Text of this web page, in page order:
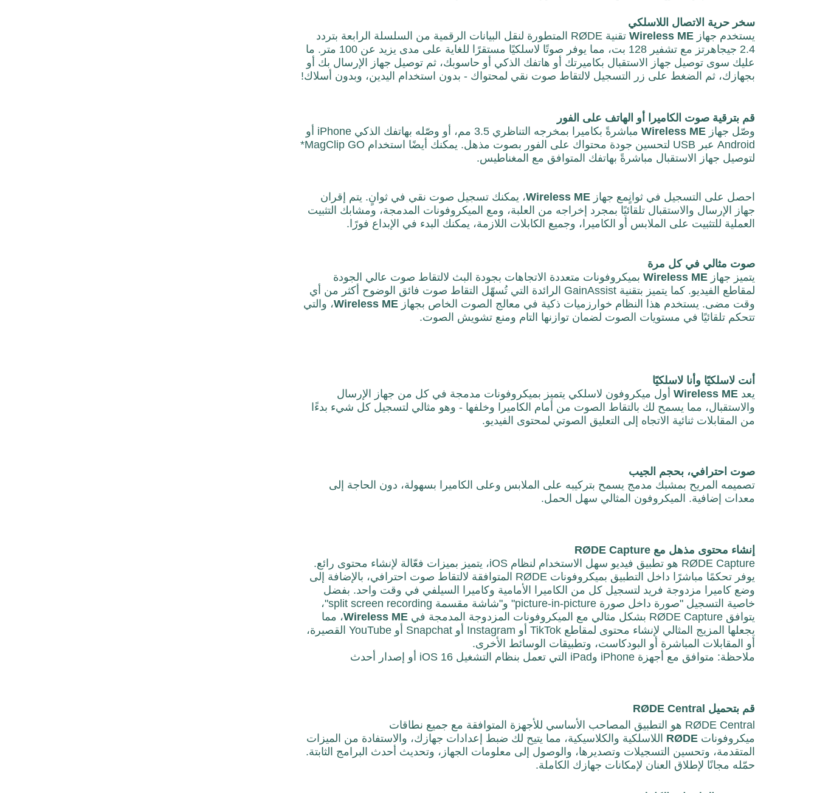
سخر حرية الاتصال اللاسلكي
يستخدم جهاز
تقنية RØDE المتطورة لنقل البيانات الرقمية من السلسلة الرابعة بتردد
2.4 جيجاهرتز مع تشفير 128 بت، مما يوفر صوتًا لاسلكيًا مستقرًا للغاية على مدى يزيد عن 100 متر. ما
عليك سوى توصيل جهاز الاستقبال بكاميرتك أو هاتفك الذكي أو حاسوبك، ثم توصيل جهاز الإرسال بك أو
بجهازك، ثم الضغط على زر التسجيل لالتقاط صوت نقي لمحتواك - بدون استخدام اليدين، وبدون أسلاك!
قم بترقية صوت الكاميرا أو الهاتف على الفور
وصّل جهاز Wireless ME
مباشرةً بكاميرا بمخرجه التناظري 3.5 مم، أو وصّله بهاتفك الذكي iPhone أو
Android عبر USB لتحسين جودة محتواك على الفور بصوت مذهل. يمكنك أيضًا استخدام MagClip GO*
لتوصيل جهاز الاستقبال مباشرةً بهاتفك المتوافق مع المغناطيس.
احصل على التسجيل في ثوانٍمع جهاز Wireless ME، يمكنك تسجيل صوت نقي في ثوانٍ. يتم إقران
جهاز الإرسال والاستقبال تلقائيًا بمجرد إخراجه من العلبة، ومع الميكروفونات المدمجة، ومشابك التثبيت
العملية للتثبيت على الملابس أو الكاميرا، وجميع الكابلات اللازمة، يمكنك البدء في الإبداع فورًا.
صوت مثالي في كل مرة
يتميز جهاز Wireless ME بميكروفونات متعددة الاتجاهات بجودة البث لالتقاط صوت عالي الجودة
لمقاطع الفيديو. كما يتميز بتقنية GainAssist الرائدة التي تُسهّل التقاط صوت فائق الوضوح أكثر من أي
وقت مضى. يستخدم هذا النظام خوارزميات ذكية في معالج الصوت الخاص بجهاز
Wireless ME
، والتي
تتحكم تلقائيًا في مستويات الصوت لضمان توازنها التام ومنع تشويش الصوت.
أنت لاسلكيًا وأنا لاسلكيًا
يعد Wireless ME أول ميكروفون لاسلكي يتميز بميكروفونات مدمجة في كل من جهاز الإرسال
والاستقبال، مما يسمح لك بالتقاط الصوت من أمام الكاميرا وخلفها - وهو مثالي لتسجيل كل شيء بدءًا
من المقابلات ثنائية الاتجاه إلى التعليق الصوتي لمحتوى الفيديو.
صوت احترافي، بحجم الجيب
تصميمه المريح بمشبك مدمج يسمح بتركيبه على الملابس وعلى الكاميرا بسهولة، دون الحاجة إلى
معدات إضافية. الميكروفون المثالي سهل الحمل.
إنشاء محتوى مذهل مع RØDE Capture
RØDE Capture هو تطبيق فيديو سهل الاستخدام لنظام iOS، يتميز بميزات فعّالة لإنشاء محتوى رائع.
يوفر تحكمًا مباشرًا داخل التطبيق بميكروفونات RØDE المتوافقة لالتقاط صوت احترافي، بالإضافة إلى
وضع كاميرا مزدوجة فريد لتسجيل كل من الكاميرا الأمامية وكاميرا السيلفي في وقت واحد. بفضل
خاصية التسجيل "صورة داخل صورة picture-in-picture" و"شاشة مقسمة split screen recording
"،
يتوافق RØDE Capture بشكل مثالي مع الميكروفونات المزدوجة المدمجة في
Wireless ME
، مما
يجعلها المزيج المثالي لإنشاء محتوى لمقاطع TikTok أو Instagram أو Snapchat أو YouTube القصيرة،
أو المقابلات المباشرة أو البودكاست، وتطبيقات الوسائط الأخرى.
ملاحظة: متوافق مع أجهزة iPhone وiPad التي تعمل بنظام التشغيل iOS 16 أو إصدار أحدث
قم بتحميل RØDE Central
RØDE Central هو التطبيق المصاحب الأساسي للأجهزة المتوافقة مع جميع نطاقات
ميكروفونات RØDE اللاسلكية والكلاسيكية، مما يتيح لك ضبط إعدادات جهازك، والاستفادة من الميزات
المتقدمة، وتحسين التسجيلات وتصديرها، والوصول إلى معلومات الجهاز، وتحديث أحدث البرامج الثابتة.
حمّله مجانًا لإطلاق العنان لإمكانات جهازك الكاملة.